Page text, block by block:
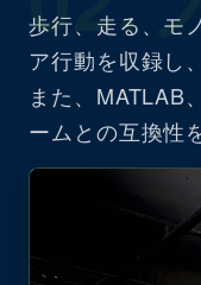
歩行、走る、モ
ア行動を収録し
また、MATLAB
ームとの互換性